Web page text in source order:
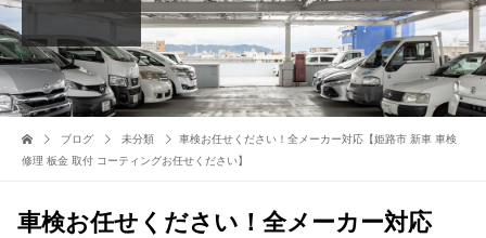
ブログ 未分類
車検お任せください！全メーカー対応【姫路市 新車 車検
修理 板金 取付 コーティングお任せください】
車検お任せください！全メーカー対応